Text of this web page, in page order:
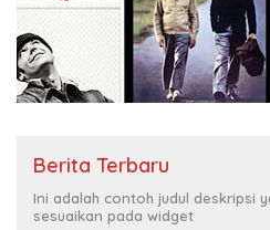
Berita Terbaru
Ini adalah contoh judul deskripsi
sesuaikan pada widget